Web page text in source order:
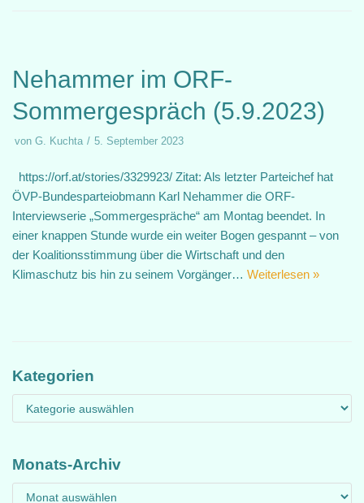
Nehammer im ORF-
Sommergespräch (5.9.2023)
von G. Kuchta 5. September 2023
https://orf.at/stories/3329923/ Zitat: Als letzter Parteichef hat
ÖVP-Bundesparteiobmann Karl Nehammer die ORF-
Interviewserie „Sommergespräche“ am Montag beendet. In
einer knappen Stunde wurde ein weiter Bogen gespannt – von
der Koalitionsstimmung über die Wirtschaft und den
Klimaschutz bis hin zu seinem Vorgänger… Weiterlesen »
Kategorien
Monats-Archiv